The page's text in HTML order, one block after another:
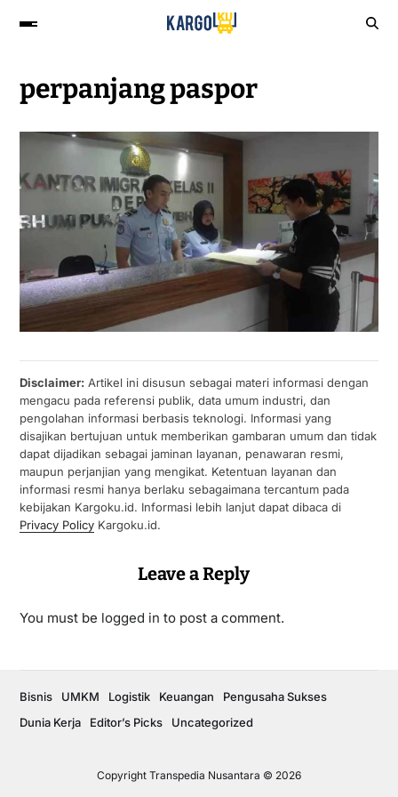
perpanjang paspor
Disclaimer:Artikel ini disusun sebagai materi informasi dengan
mengacu pada referensi publik, data umum industri, dan
pengolahan informasi berbasis teknologi. Informasi yang
disajikan bertujuan untuk memberikan gambaran umum dan tidak
dapat dijadikan sebagai jaminan layanan, penawaran resmi,
maupun perjanjian yang mengikat. Ketentuan layanan dan
informasi resmi hanya berlaku sebagaimana tercantum pada
kebijakan Kargoku.id. Informasi lebih lanjut dapat dibaca di
Privacy PolicyKargoku.id.
Leave a Reply
You must be logged in to post a comment.
Copyright Transpedia Nusantara © 2026
Bisnis UMKM Logistik Keuangan
Pengusaha Sukses
Dunia Kerja
Editor’s Picks Uncategorized